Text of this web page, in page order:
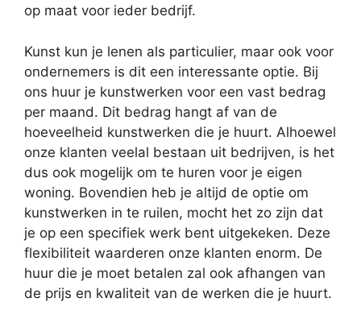
op maat voor ieder bedrijf.
Kunst kun je lenen als particulier, maar ook voor
ondernemers is dit een interessante optie. Bij
ons huur je kunstwerken voor een vast bedrag
per maand. Dit bedrag hangt af van de
hoeveelheid kunstwerken die je huurt. Alhoewel
onze klanten veelal bestaan uit bedrijven, is het
dus ook mogelijk om te huren voor je eigen
woning. Bovendien heb je altijd de optie om
kunstwerken in te ruilen, mocht het zo zijn dat
je op een specifiek werk bent uitgekeken. Deze
flexibiliteit waarderen onze klanten enorm. De
huur die je moet betalen zal ook afhangen van
de prijs en kwaliteit van de werken die je huurt.